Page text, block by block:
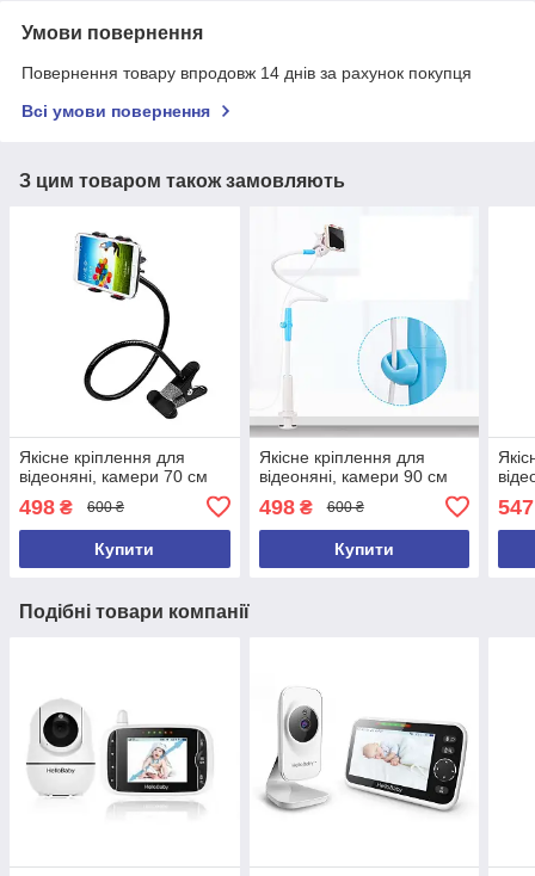
Умови повернення
Повернення товару впродовж 14 днів за рахунок покупця
Всі умови повернення
З цим товаром також замовляють
Якісне кріплення для
відеоняні, камери 70 см
498 ₴ 600 ₴
Купити
Якісне кріплення для
відеоняні, камери 90 см
498₴ 600 ₴
Купити
Подібні товари компанії